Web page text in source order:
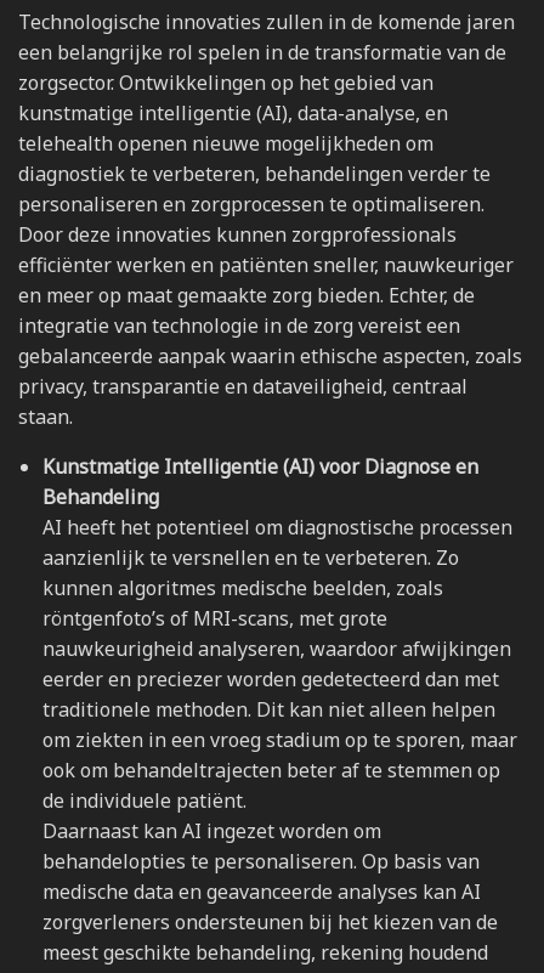
Technologische innovaties zullen in de komende jaren
een belangrijke rol spelen in de transformatie van de
zorgsector. Ontwikkelingen op het gebied van
kunstmatige intelligentie (AI), data-analyse, en
telehealth openen nieuwe mogelijkheden om
diagnostiek te verbeteren, behandelingen verder te
personaliseren en zorgprocessen te optimaliseren.
Door deze innovaties kunnen zorgprofessionals
efficiënter werken en patiënten sneller, nauwkeuriger
en meer op maat gemaakte zorg bieden. Echter, de
integratie van technologie in de zorg vereist een
gebalanceerde aanpak waarin ethische aspecten, zoals
privacy, transparantie en dataveiligheid, centraal
staan.
Kunstmatige Intelligentie (AI) voor Diagnose en
Behandeling
AI heeft het potentieel om diagnostische processen
aanzienlijk te versnellen en te verbeteren. Zo
kunnen algoritmes medische beelden, zoals
röntgenfoto’s of MRI-scans, met grote
nauwkeurigheid analyseren, waardoor afwijkingen
eerder en preciezer worden gedetecteerd dan met
traditionele methoden. Dit kan niet alleen helpen
om ziekten in een vroeg stadium op te sporen, maar
ook om behandeltrajecten beter af te stemmen op
de individuele patiënt.
Daarnaast kan AI ingezet worden om
behandelopties te personaliseren. Op basis van
medische data en geavanceerde analyses kan AI
zorgverleners ondersteunen bij het kiezen van de
meest geschikte behandeling, rekening houdend